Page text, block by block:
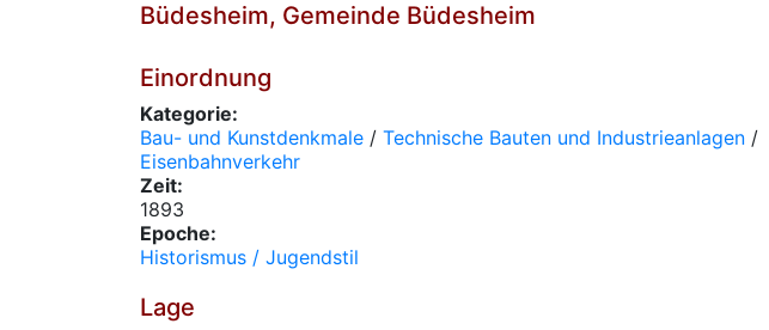
Büdesheim, Gemeinde Büdesheim
Einordnung
Kategorie:
Bau- und Kunstdenkmale / Technische Bauten und Industrieanlagen /
Eisenbahnverkehr
Zeit:
1893
Epoche:
Historismus / Jugendstil
Lage